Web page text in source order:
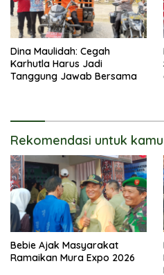
Dina Maulidah: Cegah
Karhutla Harus Jadi
Tanggung Jawab Bersama
Rekomendasi untuk kamu
Bebie Ajak Masyarakat
Ramaikan Mura Expo 2026